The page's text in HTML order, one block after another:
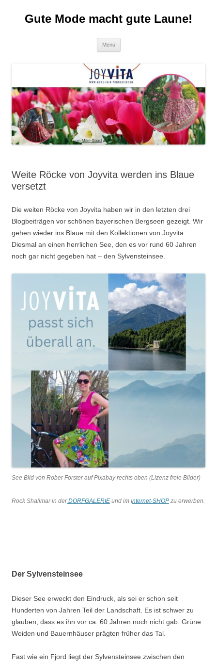
springenGute Mode macht gute Laune!
Menü
Weite Röcke von Joyvita werden ins Blaue
versetzt
Die weiten Röcke von Joyvita haben wir in den letzten drei
Blogbeiträgen vor schönen bayerischen Bergseen gezeigt. Wir
gehen wieder ins Blaue mit den Kollektionen von Joyvita.
Diesmal an einen herrlichen See, den es vor rund 60 Jahren
noch gar nicht gegeben hat – den Sylvensteinsee.
See Bild von Rober Forster auf Pixabay rechts oben (Lizenz freie Bilder)
Rock Shalimar in derDORFGALERIE und im Internet-SHOP zu erwerben.
Der Sylvensteinsee
Dieser See erweckt den Eindruck, als sei er schon seit
Hunderten von Jahren Teil der Landschaft. Es ist schwer zu
glauben, dass es ihn vor ca. 60 Jahren noch nicht gab. Grüne
Weiden und Bauernhäuser prägten früher das Tal.
Fast wie ein Fjord liegt der Sylvensteinsee zwischen den